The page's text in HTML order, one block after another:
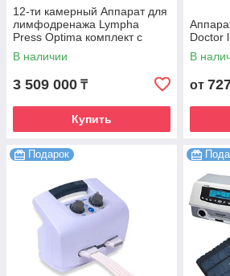
12-ти камерный Аппарат для
лимфодренажа Lympha
Press Optima комплект с
комбинезоном
В наличии
3 509 000 ₸
Купить
Doctor
В
от
Подарок